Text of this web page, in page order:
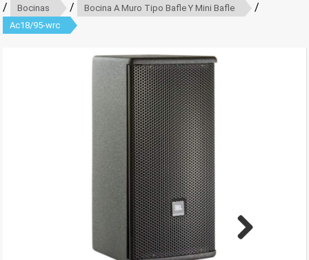
/ Bocinas / Bocina A Muro Tipo Bafle Y Mini Bafle /
Ac18/95-wrc